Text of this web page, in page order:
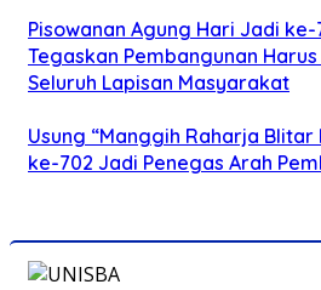
Pisowanan Agung Hari Jadi
Tegaskan Pembangunan
Seluruh Lapisan Masyarakat
Usung “Manggih Raharja Blitar
ke-702 Jadi Penegas Arah